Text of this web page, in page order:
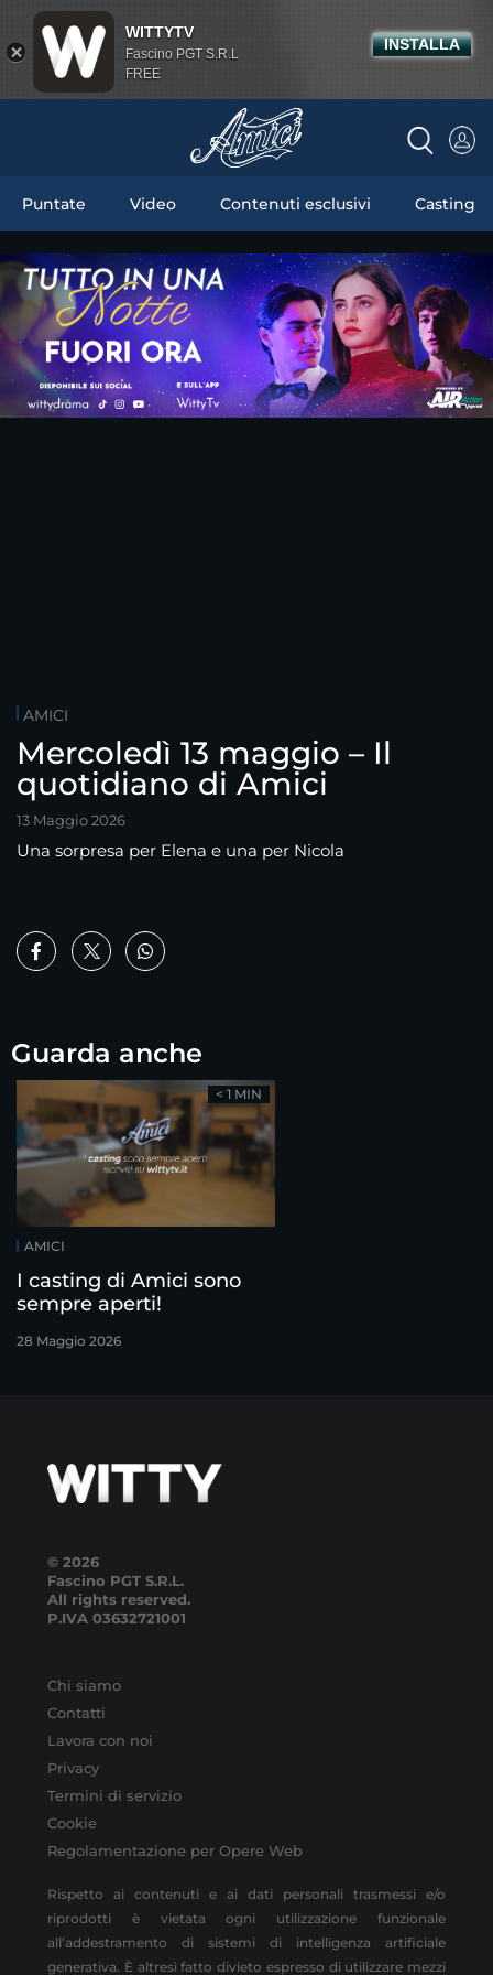
Puntate Video Contenuti esclusivi Casting
AMICI
Mercoledì 13 maggio – Il
quotidiano di Amici
13 Maggio 2026
Una sorpresa per Elena e una per Nicola
Guarda anche
AMICI
I casting di Amici sono
sempre aperti!
28 Maggio 2026
< 1 MIN
© 2026
Fascino PGT S.R.L.
All rights reserved.
P.IVA 03632721001
Chi siamo
Contatti
Lavora con noi
Privacy
Termini di servizio
Cookie
Regolamentazione per Opere Web
Rispetto ai contenuti e ai dati personali trasmessi e/o
riprodotti è vietata ogni utilizzazione funzionale
all’addestramento di sistemi di intelligenza artificiale
generativa. È altresì fatto divieto espresso di utilizzare mezzi
WITTYTV
Fascino PGT S.R.L
FREE
INSTALLA